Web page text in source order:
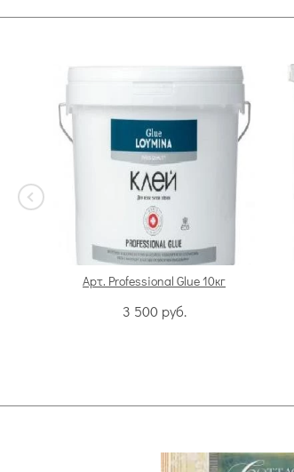
Арт. Professional Glue 10кг
3 500 руб.